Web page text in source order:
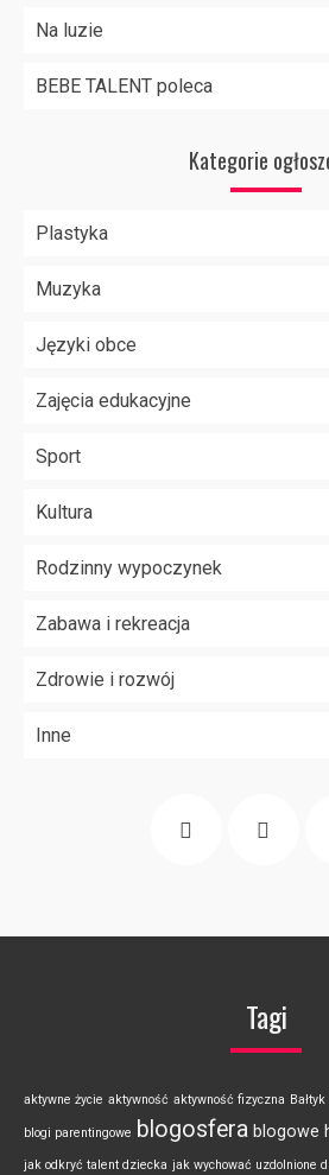
Na luzie
BEBE TALENT poleca
Kategorie
Plastyka
Muzyka
Języki obce
Zajęcia edukacyjne
Sport
Kultura
Rodzinny wypoczynek
Zabawa i rekreacja
Zdrowie i rozwój
Inne
Tagi
aktywne życie aktywność aktywność fizyczna Bałtyk
blogi parentingowe blogosfera blogowe
jak odkryć talent dziecka jak wychować uzdolnione